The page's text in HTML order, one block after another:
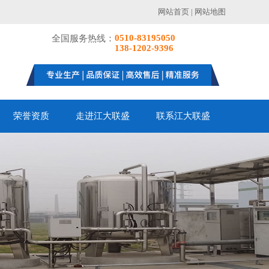
网站首页 | 网站地图
全国服务热线： 0510-83195050
138-1202-9396
荣誉资质 走进江大联盛 联系江大联盛